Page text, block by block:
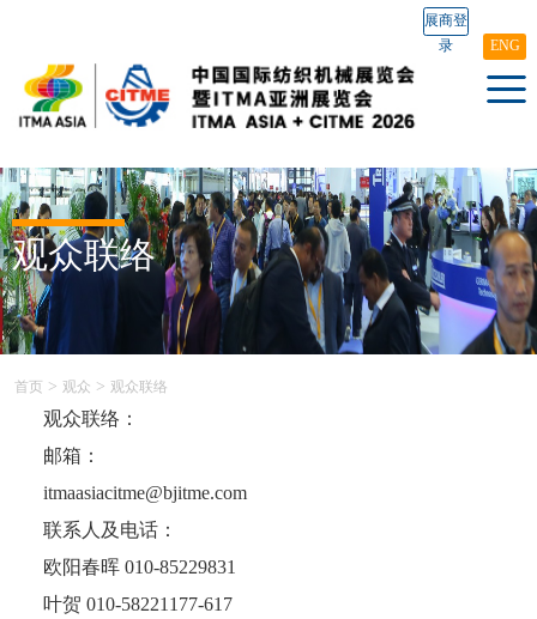
展商登
录
ENG
观众联络
首页 > 观众 > 观众联络
观众联络：
邮箱：
itmaasiacitme@bjitme.com
联系人及电话：
欧阳春晖 010-85229831
叶贺 010-58221177-617